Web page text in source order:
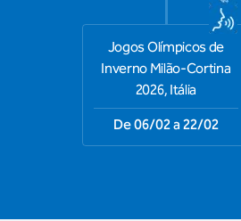
Jogos Olímpicos de
Inverno Milão-Cortina
2026, Itália
De 06/02 a 22/02